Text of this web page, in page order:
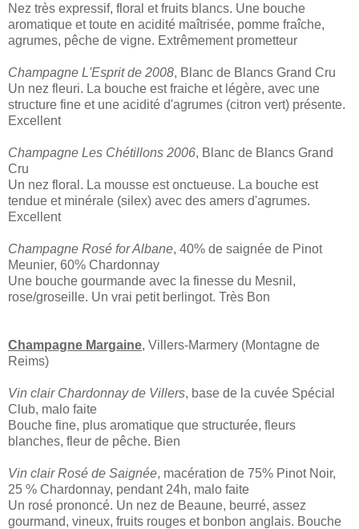
Nez très expressif, floral et fruits blancs. Une bouche
aromatique et toute en acidité maîtrisée, pomme fraîche,
agrumes, pêche de vigne. Extrêmement prometteur
Champagne L'Esprit de 2008, Blanc de Blancs Grand Cru
Un nez fleuri. La bouche est fraiche et légère, avec une
structure fine et une acidité d'agrumes (citron vert) présente.
Excellent
Champagne Les Chétillons 2006, Blanc de Blancs Grand
Cru
Un nez floral. La mousse est onctueuse. La bouche est
tendue et minérale (silex) avec des amers d'agrumes.
Excellent
Champagne Rosé for Albane, 40% de saignée de Pinot
Meunier, 60% Chardonnay
Une bouche gourmande avec la finesse du Mesnil,
rose/groseille. Un vrai petit berlingot. Très Bon
Champagne Margaine, Villers-Marmery (Montagne de
Reims)
Vin clair Chardonnay de Villers, base de la cuvée Spécial
Club, malo faite
Bouche fine, plus aromatique que structurée, fleurs
blanches, fleur de pêche. Bien
Vin clair Rosé de Saignée, macération de 75% Pinot Noir,
25 % Chardonnay, pendant 24h, malo faite
Un rosé prononcé. Un nez de Beaune, beurré, assez
gourmand, vineux, fruits rouges et bonbon anglais. Bouche